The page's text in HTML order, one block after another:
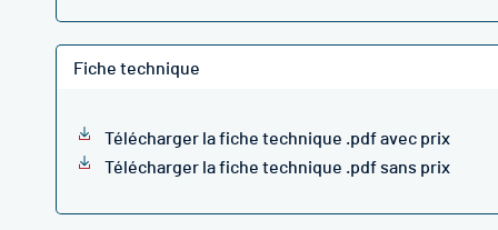
Fiche technique
Télécharger la fiche technique .pdf avec prix
Télécharger la fiche technique .pdf sans prix